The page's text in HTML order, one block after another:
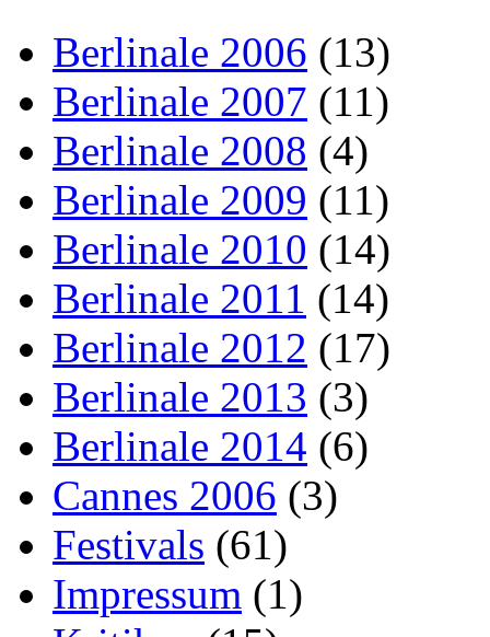
Berlinale 2006 (13)
Berlinale 2007 (11)
Berlinale 2008 (4)
Berlinale 2009 (11)
Berlinale 2010 (14)
Berlinale 2011 (14)
Berlinale 2012 (17)
Berlinale 2013 (3)
Berlinale 2014 (6)
Cannes 2006 (3)
Festivals (61)
Impressum (1)